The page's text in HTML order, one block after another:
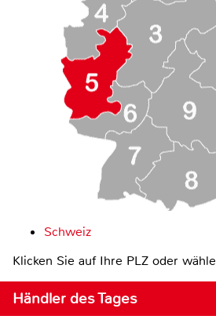
Schweiz
Klicken Sie auf Ihre PLZ oder
Händler des Tages